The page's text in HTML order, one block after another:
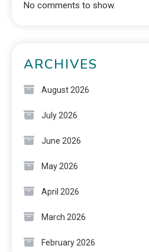
No comments to show.
ARCHIVES
August 2026
July 2026
June 2026
May 2026
April 2026
March 2026
February 2026